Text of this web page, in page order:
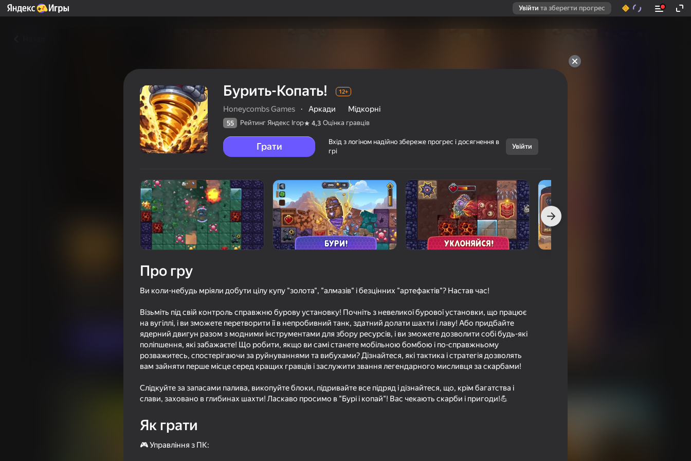
Увійти та зберегти прогрес
Бурить-Копать!
Мідкорні Honeycombs Games
Бурить-Копать! 12+
Honeycombs Games · Аркади Мідкорні
55 Рейтинг Яндекс Ігор 4,3 Оцінка гравців
Грати
Вхід з логіном надійно збереже прогрес і досягнення в
грі
Увійти
Про гру
Ви коли-небудь мріяли добути цілу купу "золота", "алмазів" і безцінних "артефактів"? Настав час!
Візьміть під свій контроль справжню бурову установку! Почніть з невеликої бурової установки, що працює
на вугіллі, і ви зможете перетворити її в непробивний танк, здатний долати шахти і лаву! Або придбайте
ядерний двигун разом з модними інструментами для збору ресурсів, і ви зможете дозволити собі будь-які
поліпшення, які забажаєте! Що робити, якщо ви самі станете мобільною бомбою і по-справжньому
розважитесь, спостерігаючи за руйнуваннями та вибухами? Дізнайтеся, які тактика і стратегія дозволять
вам зайняти перше місце серед кращих гравців і заслужити звання легендарного мисливця за скарбами!
Слідкуйте за запасами палива, викопуйте блоки, підривайте все підряд і дізнайтеся, що, крім багатства і
слави, заховано в глибинах шахти! Ласкаво просимо в "Бурі і копай"! Вас чекають скарби і пригоди!💪
Як грати
🎮 Управління з ПК: